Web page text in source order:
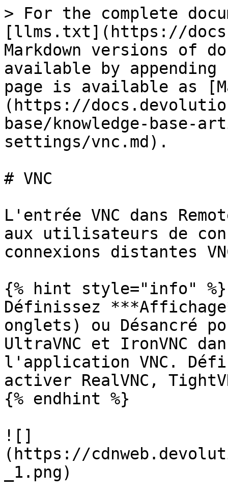
> For the complete
[llms.txt](https://
Markdown versions of
available by
page is available as
(https://
base/knowledge-base-
settings/vnc.md).
# VNC
L'entrée VNC dans
aux utilisateurs de
connexions distantes
{% hint style="info" %}
Définissez
onglets) ou Désancré
UltraVNC et IronVNC
l'application VNC.
activer RealVNC,
{% endhint %}
![]
(https://
_1.png)